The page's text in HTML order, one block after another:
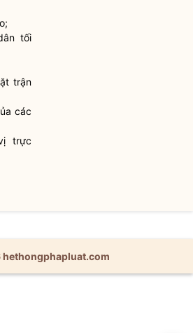
tối
trận
các
trực